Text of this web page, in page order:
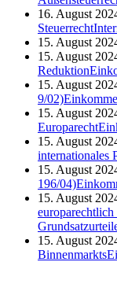
16. August
Steuerrecht
15. August
15. August
Reduktion
15. August
9/02)
15. August
Europarecht
15. August
internationales
15. August
196/04)
15. August
15. August
Binnenmarkts